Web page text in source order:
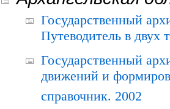
Государственный
Путеводитель в двух
Государственный
движений и
справочник. 2002